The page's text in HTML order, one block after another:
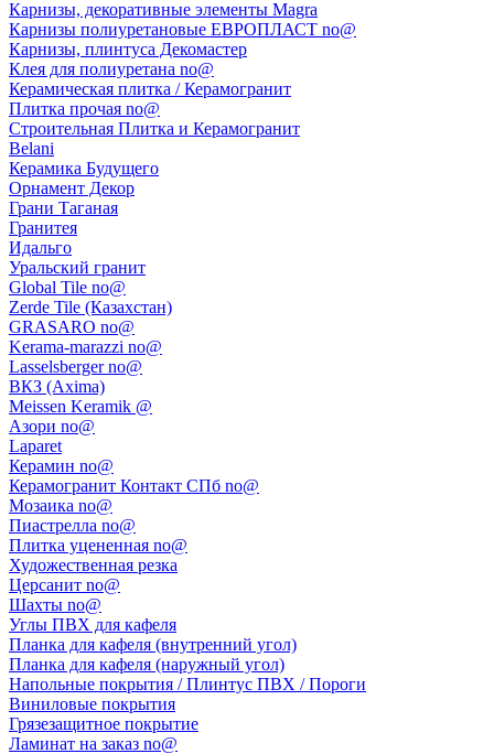
Карнизы, декоративные элементы Magra
Карнизы полиуретановые ЕВРОПЛАСТ no@
Карнизы, плинтуса Декомастер
Клея для полиуретана no@
Керамическая плитка / Керамогранит
Плитка прочая no@
Строительная Плитка и Керамогранит
Belani
Керамика Будущего
Орнамент Декор
Грани Таганая
Гранитея
Идальго
Уральский гранит
Global Tile no@
Zerde Tile (Казахстан)
GRASARO no@
Kerama-marazzi no@
Lasselsberger no@
ВКЗ (Axima)
Meissen Keramik @
Азори no@
Laparet
Керамин no@
Керамогранит Контакт СПб no@
Мозаика no@
Пиастрелла no@
Плитка уцененная no@
Художественная резка
Церсанит no@
Шахты no@
Углы ПВХ для кафеля
Планка для кафеля (внутренний угол)
Планка для кафеля (наружный угол)
Напольные покрытия / Плинтус ПВХ / Пороги
Виниловые покрытия
Грязезащитное покрытие
Ламинат на заказ no@